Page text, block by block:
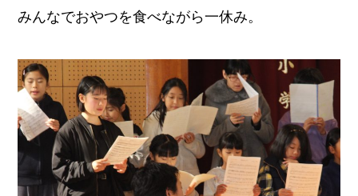
みんなでおやつを食べながら一休み。